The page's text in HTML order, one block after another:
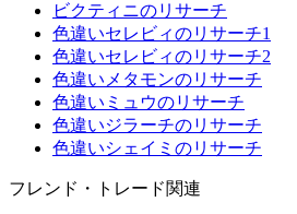
ビクティニのリサーチ
色違いセレビィのリサーチ1
色違いセレビィのリサーチ2
色違いメタモンのリサーチ
色違いミュウのリサーチ
色違いジラーチのリサーチ
色違いシェイミのリサーチ
フレンド・トレード関連